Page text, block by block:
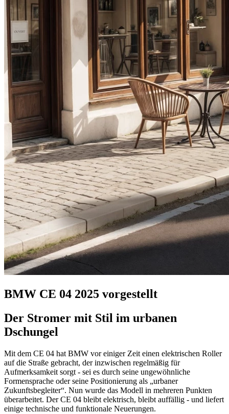
BMW CE 04 2025 vorgestellt
Der Stromer mit Stil im urbanen
Dschungel
Mit dem CE 04 hat BMW vor einiger Zeit einen elektrischen Roller
auf die Straße gebracht, der inzwischen regelmäßig für
Aufmerksamkeit sorgt - sei es durch seine ungewöhnliche
Formensprache oder seine Positionierung als „urbaner
Zukunftsbegleiter“. Nun wurde das Modell in mehreren Punkten
überarbeitet. Der CE 04 bleibt elektrisch, bleibt auffällig - und liefert
einige technische und funktionale Neuerungen.